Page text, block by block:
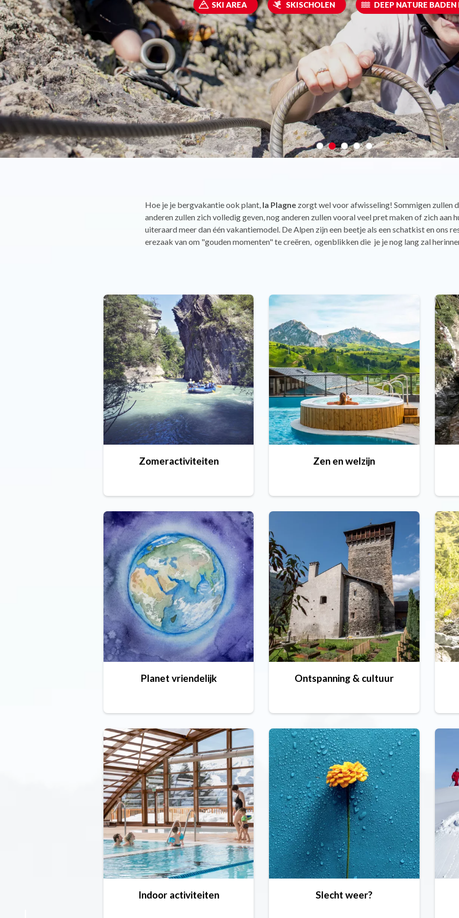
SKI AREA SKISCHOLEN DEEP NATURE BADEN
Hoe je je bergvakantie ook plant, la Plagnezorgt wel voor afwisseling! Sommigen zullen
anderen zullen zich volledig geven, nog anderen zullen vooral veel pret maken of zich aan
uiteraard meer dan één vakantiemodel. De Alpen zijn een beetje als een schatkist en ons
erezaak van om "gouden momenten" te creëren, ogenblikken die je je nog lang zal
Zomeractiviteiten Zen en welzijn
Planet vriendelijk Ontspanning & cultuur
Indoor activiteiten Slecht weer?